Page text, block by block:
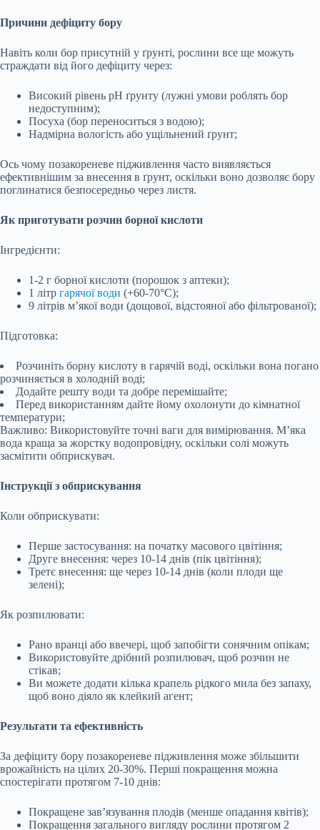
Причини дефіциту бору
Навіть коли бор присутній у ґрунті, рослини все ще можуть
страждати від його дефіциту через:
Високий рівень pH ґрунту (лужні умови роблять бор
недоступним);
Посуха (бор переноситься з водою);
Надмірна вологість або ущільнений ґрунт;
Ось чому позакореневе підживлення часто виявляється
ефективнішим за внесення в ґрунт, оскільки воно дозволяє бору
поглинатися безпосередньо через листя.
Як приготувати розчин борної кислоти
Інгредієнти:
1-2 г борної кислоти (порошок з аптеки);
1 літр гарячої води (+60-70°C);
9 літрів м’якої води (дощової, відстояної або фільтрованої);
Підготовка:
Розчиніть борну кислоту в гарячій воді, оскільки вона погано
розчиняється в холодній воді;
Додайте решту води та добре перемішайте;
Перед використанням дайте йому охолонути до кімнатної
температури;
Важливо: Використовуйте точні ваги для вимірювання. М’яка
вода краща за жорстку водопровідну, оскільки солі можуть
засмітити обприскувач.
Інструкції з обприскування
Коли обприскувати:
Перше застосування: на початку масового цвітіння;
Друге внесення: через 10-14 днів (пік цвітіння);
Третє внесення: ще через 10-14 днів (коли плоди ще
зелені);
Як розпилювати:
Рано вранці або ввечері, щоб запобігти сонячним опікам;
Використовуйте дрібний розпилювач, щоб розчин не
стікав;
Ви можете додати кілька крапель рідкого мила без запаху,
щоб воно діяло як клейкий агент;
Результати та ефективність
За дефіциту бору позакореневе підживлення може збільшити
врожайність на цілих 20-30%. Перші покращення можна
спостерігати протягом 7-10 днів:
Покращене зав’язування плодів (менше опадання квітів);
Покращення загального вигляду рослини протягом 2